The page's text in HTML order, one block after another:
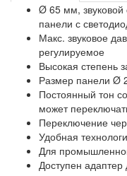
Ø 65 мм, звуковой
панели с
Макс. звуковое
регулируемое
Высокая степень
Размер панели Ø
Постоянный тон
может
Переключение
Удобная
Для
Доступен